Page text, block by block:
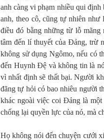
anh càng vi phạm nhiều qui
anh, theo cô, cũng tự nhiên
điều đó bằng những từ lỗ
tâm đến lí thuyết của Đảng, trừ
không sử dụng Ngômo, nếu có
đến Huynh Đệ và không tin là
vì nhất định sẽ thất bại. Người
đãng tự hỏi có bao nhiêu người
khác ngoài việc coi Đảng là
chống lại quyền lực của nó, mà
Họ không nói đến chuyện cưới